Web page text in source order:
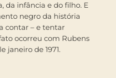
infância e do filho. E
negro da história
contar – e tentar
ocorreu com Rubens
janeiro de 1971.